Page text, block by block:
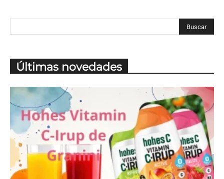
Últimas novedades